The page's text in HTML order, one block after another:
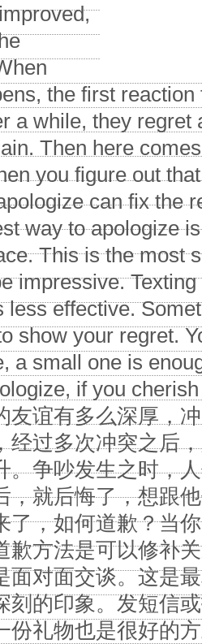
the first
a while, they regret
Then here
you figure out
can fix the
way to apologize
This is the most
impressive.
less effective.
show your regret.
a small one is
if you
友谊有多么深厚，
经过多次冲突之后
。争吵发生之时，
，就后悔了，想跟
了，如何道歉？当
歉方法是可以修补
面对面交谈。这是
刻的印象。发短信
份礼物也是很好的